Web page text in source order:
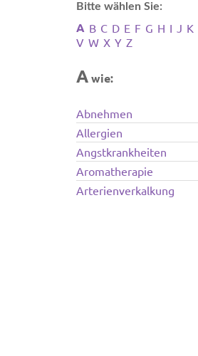
Bitte wählen Sie:
A B C D E F G H I J K
V W X Y Z
Awie:
Abnehmen
Allergien
Angstkrankheiten
Aromatherapie
Arterienverkalkung